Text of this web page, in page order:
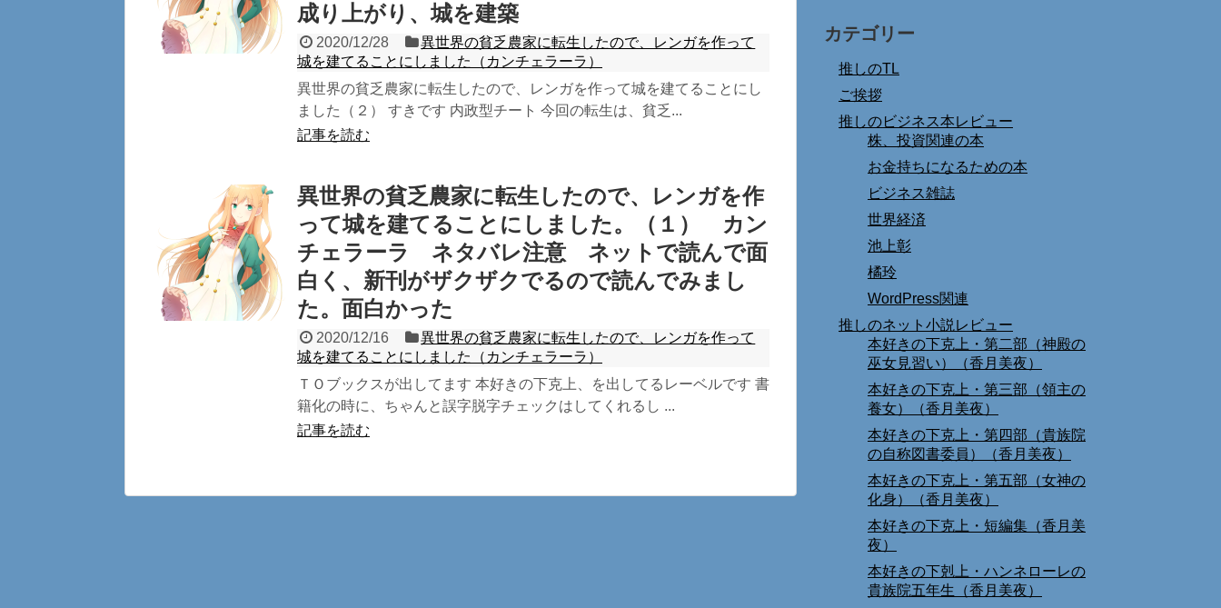
成り上がり、城を建築
2020/12/28
異世界の貧乏農家に転生したので、レンガを作って
城を建てることにしました（カンチェラーラ）
異世界の貧乏農家に転生したので、レンガを作って城を建てることにし
ました（２） すきです 内政型チート 今回の転生は、貧乏...
記事を読む
異世界の貧乏農家に転生したので、レンガを作
って城を建てることにしました。（１） カン
チェラーラ ネタバレ注意 ネットで読んで面
白く、新刊がザクザクでるので読んでみまし
た。面白かった
2020/12/16
異世界の貧乏農家に転生したので、レンガを作って
城を建てることにしました（カンチェラーラ）
ＴＯブックスが出してます 本好きの下克上、を出してるレーベルです 書
籍化の時に、ちゃんと誤字脱字チェックはしてくれるし ...
記事を読む
カテゴリー
推しのTL
ご挨拶
推しのビジネス本レビュー
株、投資関連の本
お金持ちになるための本
ビジネス雑誌
世界経済
池上彰
橘玲
WordPress関連
推しのネット小説レビュー
本好きの下克上・第二部（神殿の
巫女見習い）（香月美夜）
本好きの下克上・第三部（領主の
養女）（香月美夜）
本好きの下克上・第四部（貴族院
の自称図書委員）（香月美夜）
本好きの下克上・第五部（女神の
化身）（香月美夜）
本好きの下克上・短編集（香月美
夜）
本好きの下剋上・ハンネローレの
貴族院五年生（香月美夜）